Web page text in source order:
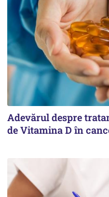
Adevărul despre
de Vitamina D în